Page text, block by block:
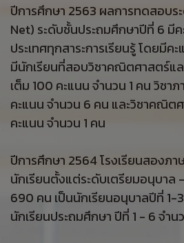
ปีการศึกษา 2563 ผลการทดสอบ
Net) ระดับชั้นประถมศึกษาปีที่ 6 มี
ประเทศทุกสาระการเรียนรู้ โดยมีค
มีนักเรียนที่สอบวิชาคณิตศาสตร์แล
เต็ม 100 คะแนน จำนวน 1 คน วิชา
คะแนน จำนวน 6 คน และวิชาคณิต
คะแนน จำนวน 1 คน
ปีการศึกษา 2564 โรงเรียนสองภ
นักเรียนตั้งแต่ระดับเตรียมอนุบาล
690 คน เป็นนักเรียนอนุบาลปีที่ 1-
นักเรียนประถมศึกษา ปีที่ 1 - 6 จำ